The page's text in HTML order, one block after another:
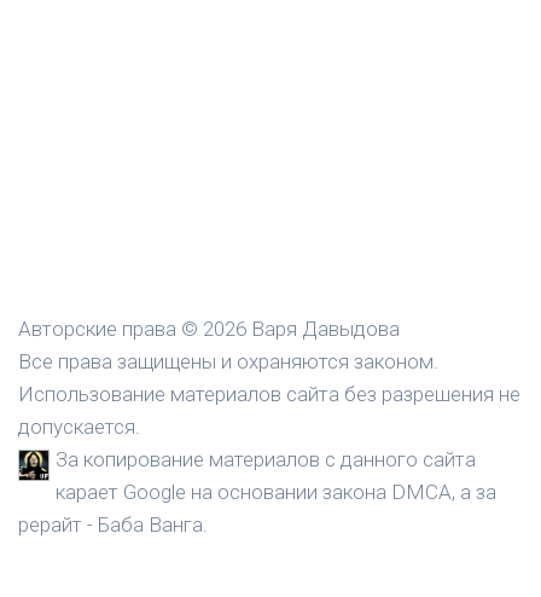
Авторские права © 2026 Варя Давыдова
Все права защищены и охраняются законом.
Использование материалов сайта без разрешения не
допускается.
За копирование материалов с данного сайта
карает Google на основании закона DMCA, а за
рерайт - Баба Ванга.